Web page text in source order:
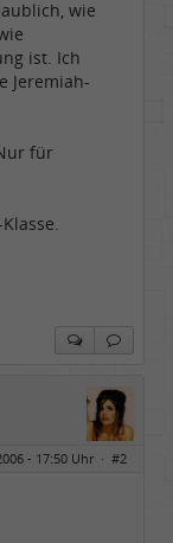
wie
ist. Ich
Jeremiah-
für
- 17:50 Uhr · #2